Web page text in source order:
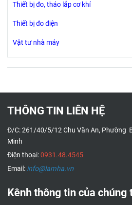
Thiết bị đo, tháo lắp cơ khí
Thiết bị đo điện
Vật tư nhà máy
THÔNG TIN LIÊN HỆ
Đ/C: 261/40/5/12 Chu Văn An, Phường
Minh
Điện thoại:0931.48.4545
Email: info@lamha.vn
Kênh thông tin của chúng